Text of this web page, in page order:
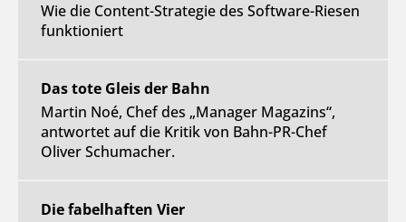
Wie die Content-Strategie des Software-Riesen
funktioniert
Das tote Gleis der Bahn
Martin Noé, Chef des „Manager Magazins“,
antwortet auf die Kritik von Bahn-PR-Chef
Oliver Schumacher.
Die fabelhaften Vier